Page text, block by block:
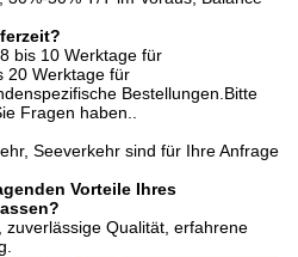
bis 10 Werktage für
20 Werktage für
Bestellungen.Bitte
Fragen haben..
Seeverkehr sind für Ihre Anfrage
Vorteile Ihres
Qualität, erfahrene